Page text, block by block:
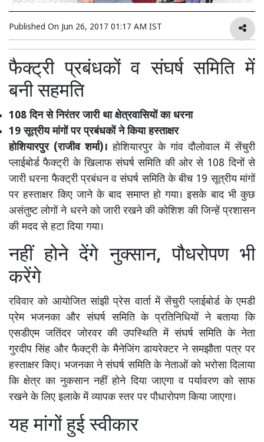
Published On Jun 26, 2017 01:17 AM IST
फैक्ट्री प्रबंधकों व संघर्ष समिति में
बनी सहमति
108 दिन से निरंतर जारी था क्षेत्रवासियों का धरना
19 सूत्रीय मांगों पर प्रबंधकों ने किया हस्ताक्षर
होशियारपुर (राजीव शर्मा)। होशियारपुर के गांव दौलोवाल में सेंचुरी
प्लाईबोर्ड फैक्ट्री के खिलाफ संघर्ष समिति की ओर से 108 दिनों से
जारी धरना फैक्ट्री प्रबंधन व संघर्ष समिति के बीच 19 सूत्रीय मांगों
पर हस्ताक्षर किए जाने के बाद समाप्त हो गया। इसके बाद भी कुछ
असंतुष्ट लोगों ने धरने को जारी रखने की कोशिश की जिन्हें प्रशासन
की मदद से हटा दिया गया।
नहीं होने देंगे नुक्सान, पौधरोपण भी
करेंगे
रविवार को आयोजित सांझी प्रेस वार्ता में सेंचुरी प्लाईबोर्ड के एमडी
प्रेम भजनका और संघर्ष समिति के प्रतिनिधियों ने बताया कि
एसडीएम जतिंदर जोरवर की उपस्थिति में संघर्ष समिति के नेता
गुरदीप सिंह और फैक्ट्री के मैनेजिंग डायरेक्टर ने समझौता पत्र पर
हस्ताक्षर किए। भजनका ने संघर्ष समिति के नेताओं को भरोसा दिलाया
कि क्षेत्र का नुकसान नहीं होने दिया जाएगा व पर्यावरण को साफ
रखने के लिए इलाके में व्यापक स्तर पर पौधारोपण किया जाएगा।
यह मांगों हुई स्वीकार